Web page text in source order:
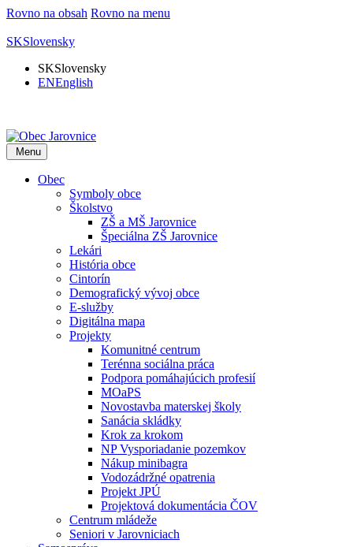
Rovno na obsah Rovno na menu
SKSlovensky
SKSlovensky
ENEnglish
Menu
Obec
Symboly obce
Školstvo
ZŠ a MŠ Jarovnice
Špeciálna ZŠ Jarovnice
Lekári
História obce
Cintorín
Demografický vývoj obce
E-služby
Digitálna mapa
Projekty
Komunitné centrum
Terénna sociálna práca
Podpora pomáhajúcich profesií
MOaPS
Novostavba materskej školy
Sanácia skládky
Krok za krokom
NP Vysporiadanie pozemkov
Nákup minibagra
Vodozádržné opatrenia
Projekt JPÚ
Projektová dokumentácia ČOV
Centrum mládeže
Seniori v Jarovniciach